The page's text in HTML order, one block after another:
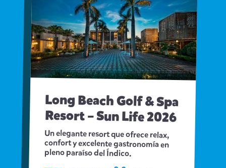
Long Beach Golf & Spa
Resort – Sun Life 2026
Un elegante resort que ofrece relax,
confort y excelente gastronomía en
pleno paraíso del Índico.